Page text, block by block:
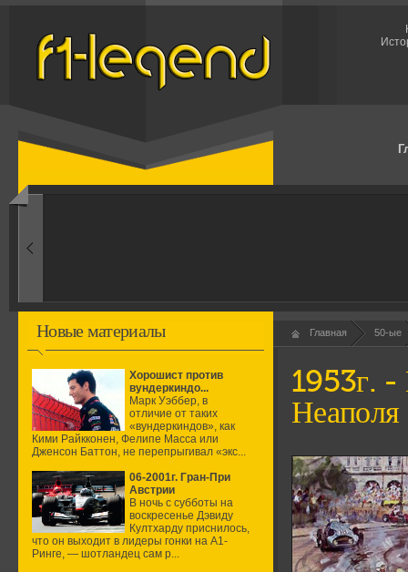
1960-ые
Новые материалы
Хорошист против
вундеркиндо...
Марк Уэббер, в
отличие от таких
«вундеркиндов», как
Кими Райкконен, Фелипе Масса или
Дженсон Баттон, не перепрыгивал «экс...
06-2001г. Гран-При
Австрии
В ночь с субботы на
воскресенье Дэвиду
Култхарду приснилось,
что он выходит в лидеры гонки на А1-
Ринге, — шотландец сам р...
Главная 50-ые
1953г. -
Неаполя